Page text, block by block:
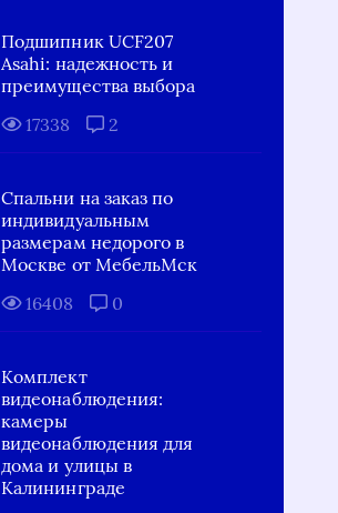
Подшипник UCF207
Asahi: надежность и
преимущества выбора
17338
2
Спальни на заказ по
индивидуальным
размерам недорого в
Москве от МебельМск
16408
0
Комплект
видеонаблюдения:
камеры
видеонаблюдения для
дома и улицы в
Калининграде